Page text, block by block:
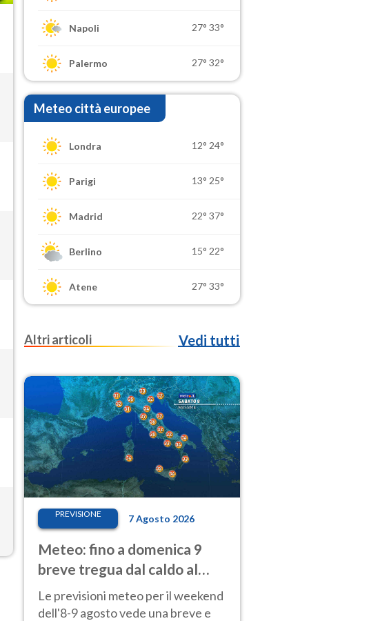
Napoli 27° 33°
Palermo 27° 32°
Meteo città europee
Londra 12° 24°
Parigi 13° 25°
Madrid 22° 37°
Berlino 15° 22°
Atene 27° 33°
Altri articoli Vedi tutti
PREVISIONE 7 Agosto 2026
Meteo: fino a domenica 9
breve tregua dal caldo al
Nord! Altrove calura e afa
Le previsioni meteo per il weekend
dell'8-9 agosto vede una breve e